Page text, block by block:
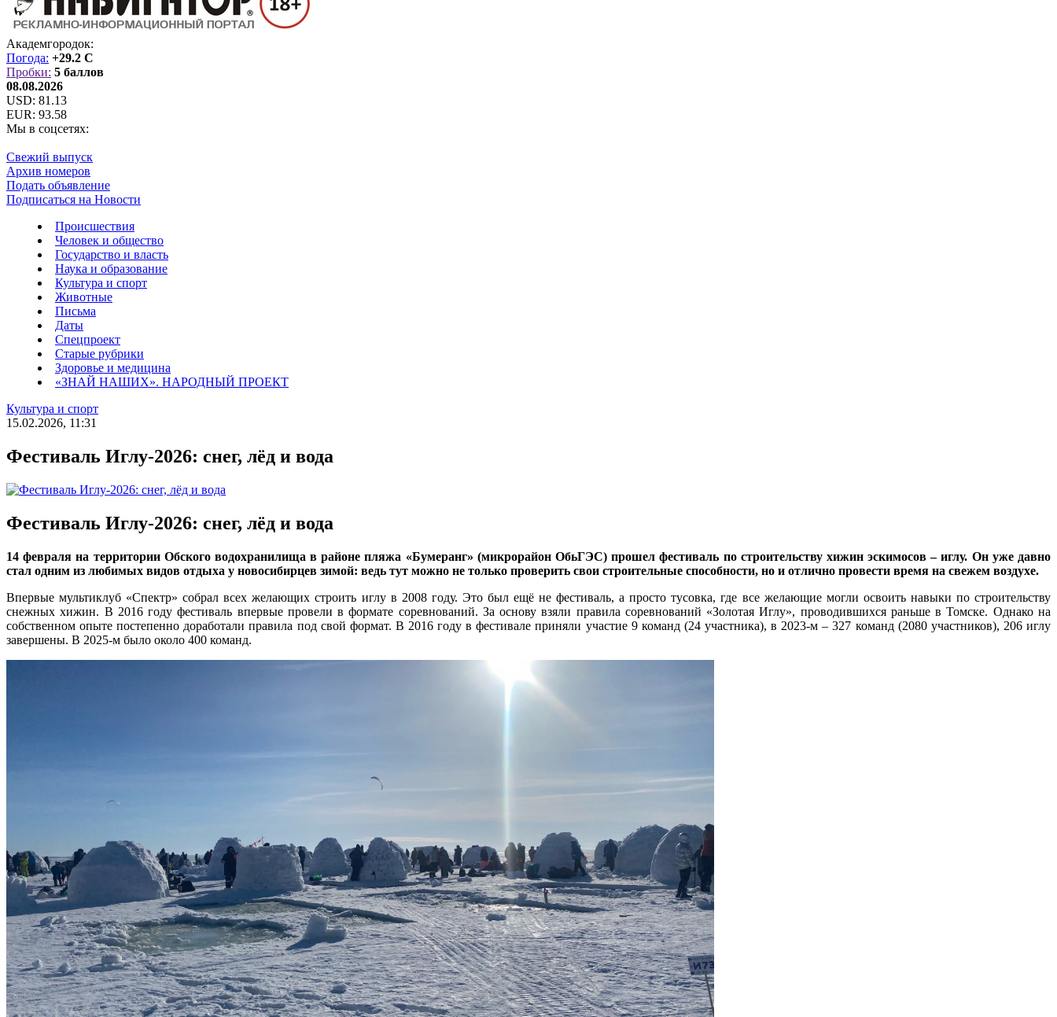
Академгородок:
Погода: +29.2 C
Пробки: 5 баллов
08.08.2026
USD: 81.13
EUR: 93.58
Мы в соцсетях:
Свежий выпуск
Архив номеров
Подать объявление
Подписаться на Новости
Происшествия
Человек и общество
Государство и власть
Наука и образование
Культура и спорт
Животные
Письма
Даты
Спецпроект
Старые рубрики
Здоровье и медицина
«ЗНАЙ НАШИХ». НАРОДНЫЙ ПРОЕКТ
Культура и спорт
15.02.2026, 11:31
Фестиваль Иглу-2026: снег, лёд и вода
Фестиваль Иглу-2026: снег, лёд и вода
14 февраля на территории Обского водохранилища в районе пляжа «Бумеранг» (микрорайон ОбьГЭС) прошел фестиваль по строительству хижин эскимосов – иглу. Он уже давно
стал одним из любимых видов отдыха у новосибирцев зимой: ведь тут можно не только проверить свои строительные способности, но и отлично провести время на свежем воздухе.
Впервые мультиклуб «Спектр» собрал всех желающих строить иглу в 2008 году. Это был ещё не фестиваль, а просто тусовка, где все желающие могли освоить навыки по строительству
снежных хижин. В 2016 году фестиваль впервые провели в формате соревнований. За основу взяли правила соревнований «Золотая Иглу», проводившихся раньше в Томске. Однако на
собственном опыте постепенно доработали правила под свой формат. В 2016 году в фестивале приняли участие 9 команд (24 участника), в 2023-м – 327 команд (2080 участников), 206 иглу
завершены. В 2025-м было около 400 команд.